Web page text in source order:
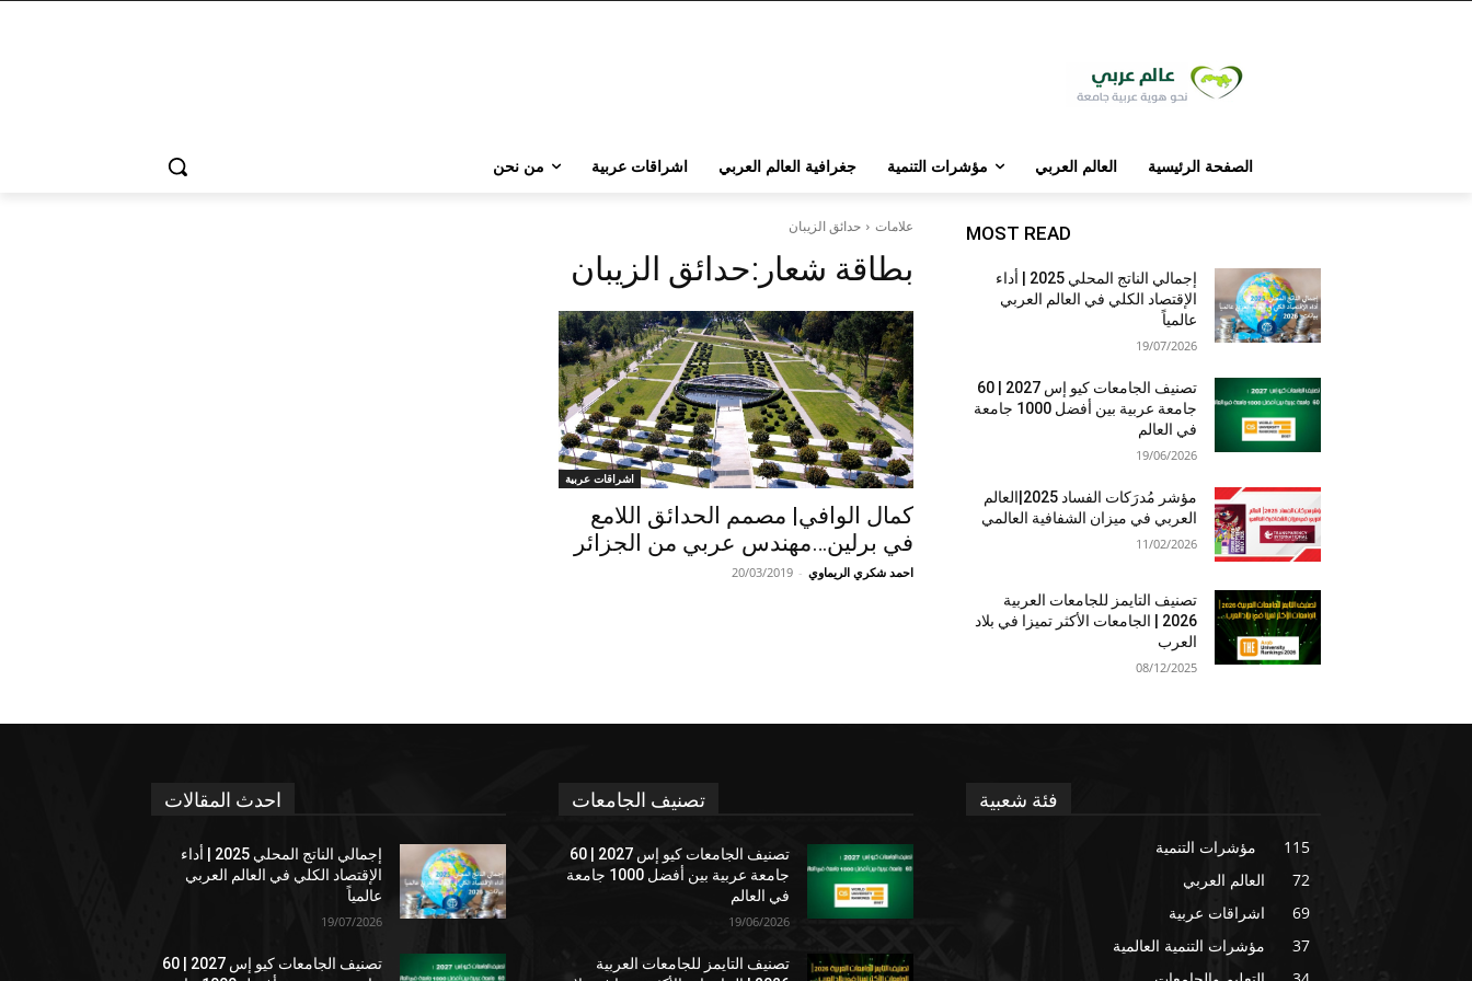
الصفحة الرئيسية العالم العربي مؤشرات التنمية جغرافية العالم العربي اشراقات عربية من نحن
علامات حدائق الزيبان
بطاقة شعار:حدائق الزيبان
اشراقات عربية
كمال الوافي| مصمم الحدائق اللامع
في برلين…مهندس عربي من الجزائر
احمد شكري الريماوي -
20/03/2019
MOST READ
إجمالي الناتج المحلي 2025 | أداء
الإقتصاد الكلي في العالم العربي
عالمياً
19/07/2026
تصنيف الجامعات كيو إس 2027 | 60
جامعة عربية بين أفضل 1000 جامعة
في العالم
19/06/2026
مؤشر مُدرَكات الفساد 2025|العالم
العربي في ميزان الشفافية العالمي
11/02/2026
تصنيف التايمز للجامعات العربية
2026 | الجامعات الأكثر تميزا في بلاد
العرب
08/12/2025
احدث المقالات
إجمالي الناتج المحلي 2025 | أداء
الإقتصاد الكلي في العالم العربي
عالمياً
19/07/2026
تصنيف الجامعات كيو إس 2027 | 60
تصنيف الجامعات
تصنيف الجامعات كيو إس 2027 | 60
جامعة عربية بين أفضل 1000 جامعة
في العالم
19/06/2026
تصنيف التايمز للجامعات العربية
فئة شعبية
مؤشرات التنمية
115
العالم العربي
72
اشراقات عربية
69
مؤشرات التنمية العالمية
37